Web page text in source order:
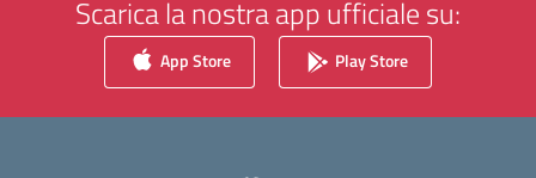
Scarica la nostra app ufficiale su:
App Store Play Store